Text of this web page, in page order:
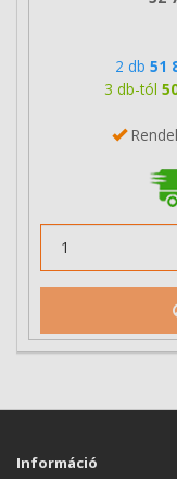
2 db 51
3 db-tól
Információ